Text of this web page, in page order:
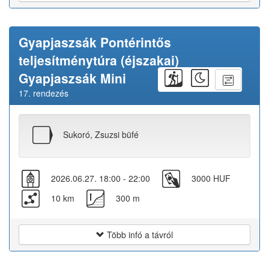
Gyapjaszsák Pontérintős
teljesítménytúra (éjszakai)
Gyapjaszsák Mini
17. rendezés
Sukoró, Zsuzsi büfé
2026.06.27. 18:00 - 22:00
3000 HUF
10 km
300 m
Több infó a távról